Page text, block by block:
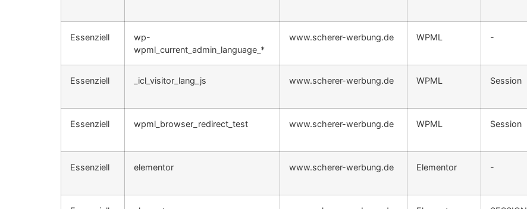
Essenziell
wp-
wpml_current_admin_language_*
www.scherer-werbung.de WPML -
Essenziell _icl_visitor_lang_js www.scherer-werbung.de WPML Session
Essenziell wpml_browser_redirect_test www.scherer-werbung.de WPML Session
Essenziell elementor www.scherer-werbung.de Elementor -